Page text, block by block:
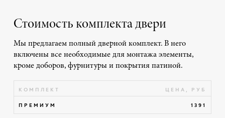
Стоимость комплекта двери
Мы предлагаем полный дверной комплект. В него
включены все необходимые для монтажа элементы,
кроме доборов, фурнитуры и покрытия патиной.
КОМПЛЕКТ ЦЕНА, РУБ
ПРЕМИУМ 1391